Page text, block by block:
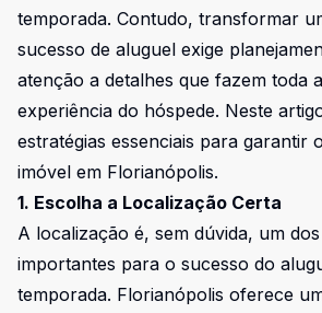
temporada. Contudo, transformar
sucesso de aluguel exige
atenção a detalhes que fazem toda
experiência do hóspede. Neste
estratégias essenciais para garantir
imóvel em Florianópolis.
1. Escolha a Localização Certa
A localização é, sem dúvida, um
importantes para o sucesso do
temporada. Florianópolis oferece